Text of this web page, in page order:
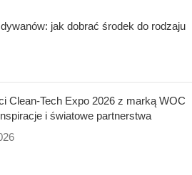
jak dobrać środek do rodzaju
Clean-Tech Expo 2026 z marką WOC
i światowe partnerstwa